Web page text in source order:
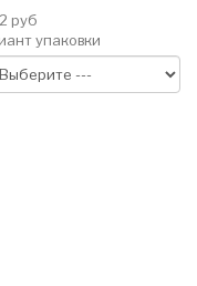
руб
упаковки